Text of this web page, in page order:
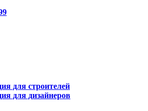
для строителей
для дизайнеров